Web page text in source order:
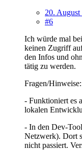
20.
#6
Ich würde mal
keinen Zugriff
den Infos und
tätig zu werden.
Fragen/Hinweise:
- Funktioniert es
lokalen
- In den Dev-
Netzwerk). Dort
nicht passiert.